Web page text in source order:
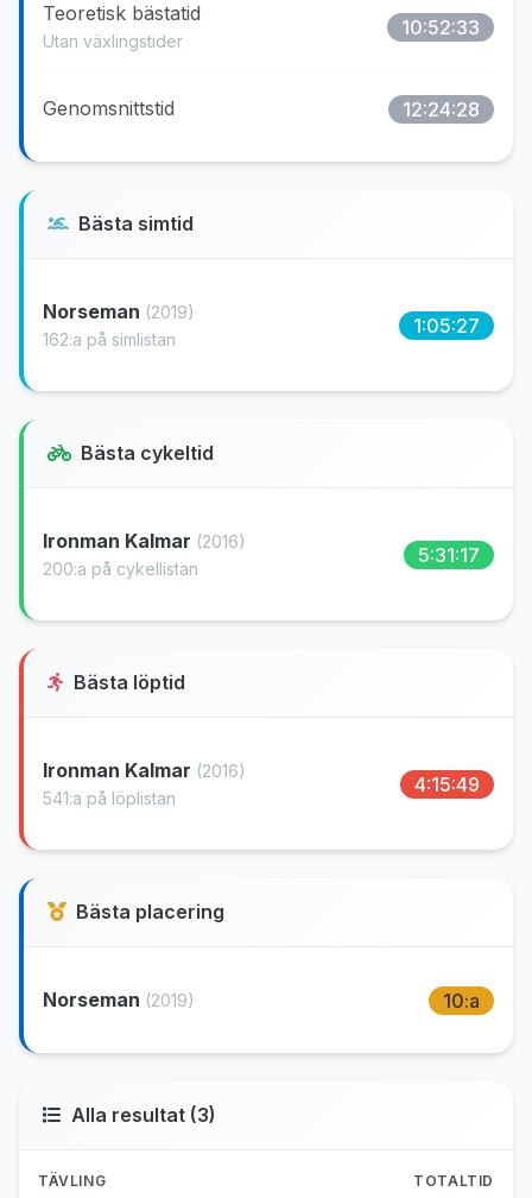
Teoretisk bästatid
Utan växlingstider
10:52:33
Genomsnittstid 12:24:28
Bästa simtid
Norseman (2019)
162:a på simlistan
1:05:27
Bästa cykeltid
Ironman Kalmar (2016)
200:a på cykellistan
5:31:17
Bästa löptid
Ironman Kalmar (2016)
541:a på löplistan
4:15:49
Bästa placering
Norseman (2019) 10:a
Alla resultat (3)
TÄVLING TOTALTID